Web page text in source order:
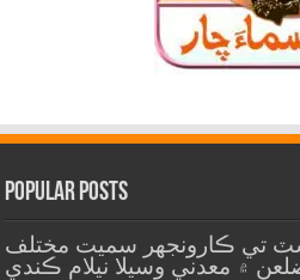
Popular Posts
4 آگسٽ تي ڪارونجهر سميت مختلف
۾ معدني وسيلا نيلام ڪندي